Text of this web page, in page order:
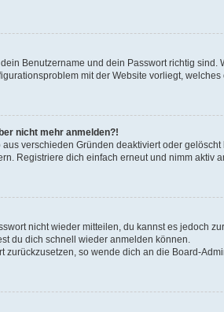
Benutzername und dein Passwort richtig
mit der Website vorliegt, welches
nicht mehr anmelden?!
verschieden Gründen deaktiviert oder
Registriere dich einfach erneut und nimm aktiv
nicht wieder mitteilen, du kannst es jedoch
du dich schnell wieder anmelden können.
so wende dich an die Board-